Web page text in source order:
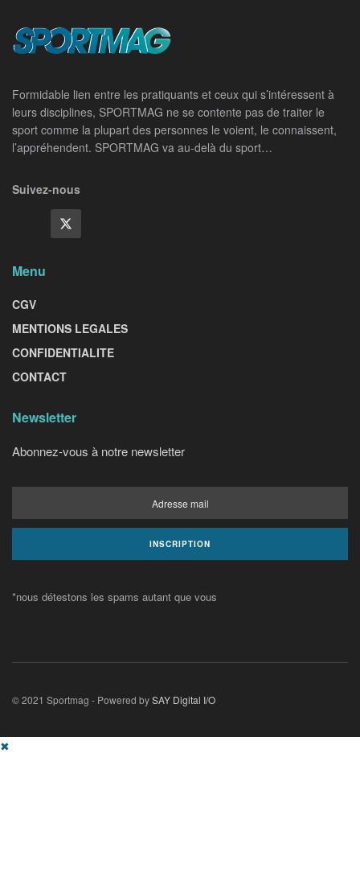
Formidable lien entre les pratiquants et ceux qui s’intéressent à
leurs disciplines, SPORTMAG ne se contente pas de traiter le
sport comme la plupart des personnes le voient, le connaissent,
l’appréhendent. SPORTMAG va au-delà du sport…
Suivez-nous
Menu
CGV
MENTIONS LEGALES
CONFIDENTIALITE
CONTACT
Newsletter
Abonnez-vous à notre newsletter
*nous détestons les spams autant que vous
© 2021 Sportmag - Powered bySAY Digital I/O
✖